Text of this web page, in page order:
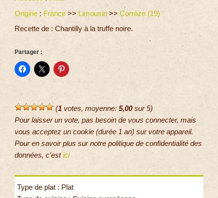
Origine : France >> Limousin >> Corrèze (19)
Recette de : Chantilly à la truffe noire.
Partager :
(1 votes, moyenne: 5,00sur 5)
Pour laisser un vote, pas besoin de vous connecter, mais
vous acceptez un cookie (durée 1 an) sur votre appareil.
Pour en savoir plus sur notre politique de confidentialité des
données, c'estici
Type de plat : Plat